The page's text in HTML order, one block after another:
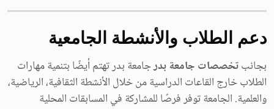
دعم الطلاب والأنشطة الجامعية
بجانبتخصصات جامعة بدرجامعة بدر تهتم أيضًا بتنمية مهارات
الطلاب خارج القاعات الدراسية من خلال الأنشطة الثقافية، الرياضية،
والعلمية. الجامعة توفر فرصًا للمشاركة في المسابقات المحلية